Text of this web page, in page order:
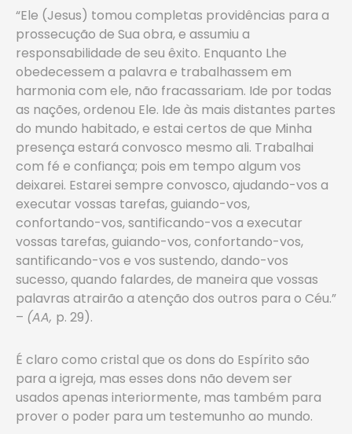
“Ele (Jesus) tomou completas providências para a
prossecução de Sua obra, e assumiu a
responsabilidade de seu êxito. Enquanto Lhe
obedecessem a palavra e trabalhassem em
harmonia com ele, não fracassariam. Ide por todas
as nações, ordenou Ele. Ide às mais distantes partes
do mundo habitado, e estai certos de que Minha
presença estará convosco mesmo ali. Trabalhai
com fé e confiança; pois em tempo algum vos
deixarei. Estarei sempre convosco, ajudando-vos a
executar vossas tarefas, guiando-vos,
confortando-vos, santificando-vos a executar
vossas tarefas, guiando-vos, confortando-vos,
santificando-vos e vos sustendo, dando-vos
sucesso, quando falardes, de maneira que vossas
palavras atrairão a atenção dos outros para o Céu.”
– (AA, p. 29).
É claro como cristal que os dons do Espírito são
para a igreja, mas esses dons não devem ser
usados apenas interiormente, mas também para
prover o poder para um testemunho ao mundo.